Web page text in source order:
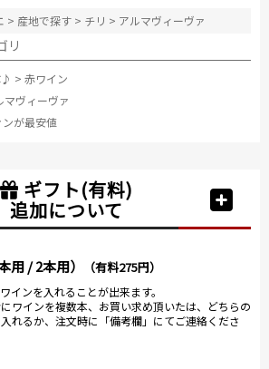
> 産地で探す > チリ > アルマヴィーヴァ
リ
♪ > 赤ワイン
マヴィーヴァ
が最安値
ギフト(有料)
追加について
用 / 2本用） （有料275円）
インを入れることが出来ます。
ワインを複数本、お買い求め頂いたは、どちらの
れるか、注文時に「備考欄」にてご連絡くださ